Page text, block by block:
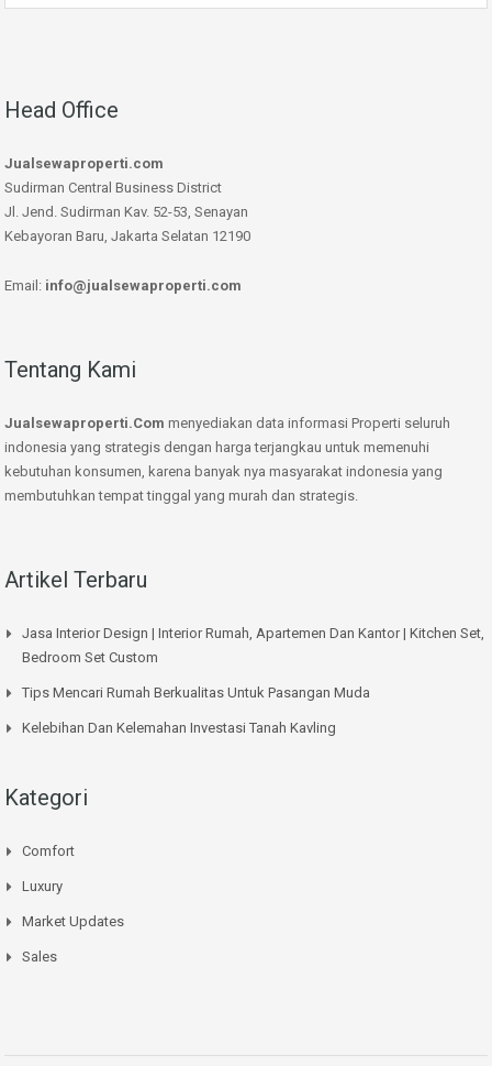
Head Office
Jualsewaproperti.com
Sudirman Central Business District
Jl. Jend. Sudirman Kav. 52-53, Senayan
Kebayoran Baru, Jakarta Selatan 12190
Email: info@jualsewaproperti.com
Tentang Kami
Jualsewaproperti.Com menyediakan data informasi Properti seluruh
indonesia yang strategis dengan harga terjangkau untuk memenuhi
kebutuhan konsumen, karena banyak nya masyarakat indonesia yang
membutuhkan tempat tinggal yang murah dan strategis.
Artikel Terbaru
Jasa Interior Design | Interior Rumah, Apartemen Dan Kantor | Kitchen Set,
Bedroom Set Custom
Tips Mencari Rumah Berkualitas Untuk Pasangan Muda
Kelebihan Dan Kelemahan Investasi Tanah Kavling
Kategori
Comfort
Luxury
Market Updates
Sales